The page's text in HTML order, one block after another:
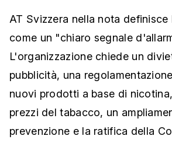
AT Svizzera nella nota definisce
come un "chiaro segnale
L'organizzazione chiede un
pubblicità, una
nuovi prodotti a base di
prezzi del tabacco, un
prevenzione e la ratifica della